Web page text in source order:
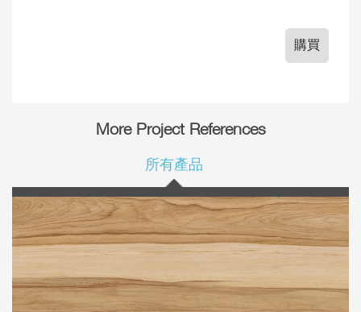
購買
More Project References
所有產品